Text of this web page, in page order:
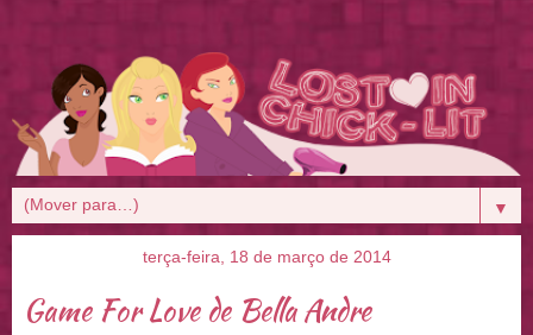
▼
terça-feira, 18 de março de 2014
Game For Love de Bella Andre